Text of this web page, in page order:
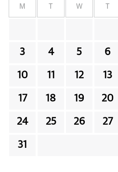
M W
3 4 5 6
10 11 12 13
17 18 19 20
24 25 26 27
31